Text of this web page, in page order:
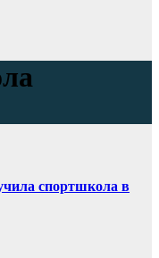
спортшкола в